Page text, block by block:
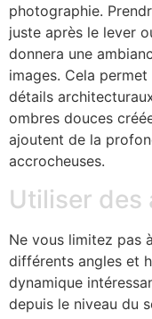
photographie.
juste après le lever
donnera une
images. Cela
détails
ombres douces
ajoutent de la
accrocheuses.
Utiliser des
Ne vous limitez pas
différents angles et
dynamique
depuis le niveau du